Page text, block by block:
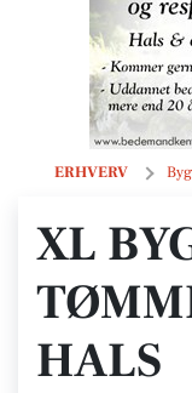
ERHVERV
XL Byg
XL
HALS